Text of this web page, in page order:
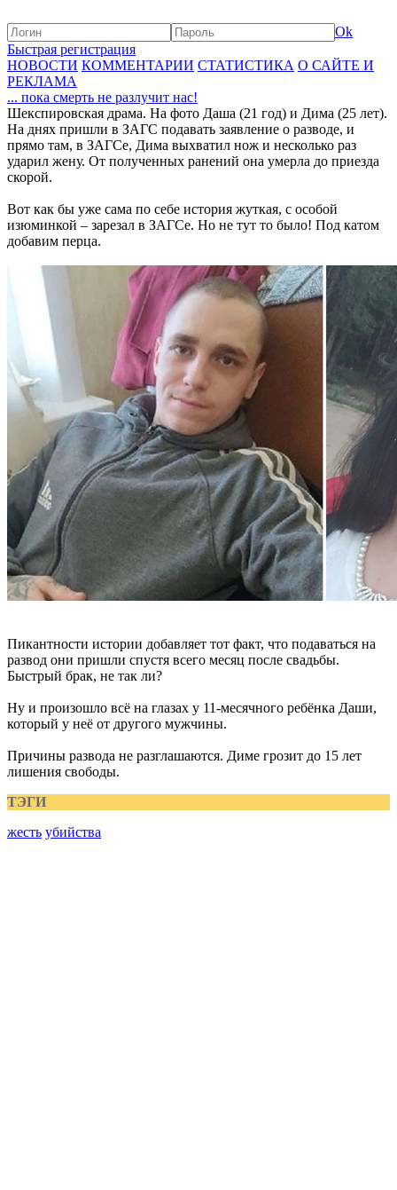
Ok
Быстрая регистрация
НОВОСТИ КОММЕНТАРИИ СТАТИСТИКА О САЙТЕ И
РЕКЛАМА
... пока смерть не разлучит нас!
Шекспировская драма. На фото Даша (21 год) и Дима (25 лет).
На днях пришли в ЗАГС подавать заявление о разводе, и
прямо там, в ЗАГСе, Дима выхватил нож и несколько раз
ударил жену. От полученных ранений она умерла до приезда
скорой.
Вот как бы уже сама по себе история жуткая, с особой
изюминкой – зарезал в ЗАГСе. Но не тут то было! Под катом
добавим перца.
Пикантности истории добавляет тот факт, что подаваться на
развод они пришли спустя всего месяц после свадьбы.
Быстрый брак, не так ли?
Ну и произошло всё на глазах у 11-месячного ребёнка Даши,
который у неё от другого мужчины.
Причины развода не разглашаются. Диме грозит до 15 лет
лишения свободы.
ТЭГИ
жесть убийства